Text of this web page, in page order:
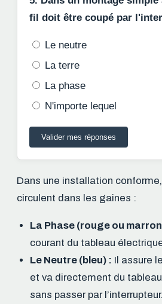
fil doit être coupé par
Le neutre
La terre
La phase
N'importe lequel
Valider mes réponses
Dans une installation
circulent dans les gaines :
La Phase (rouge ou
courant du tableau
Le Neutre (bleu) : Il assure
et va directement du
sans passer par l’interrupteur.